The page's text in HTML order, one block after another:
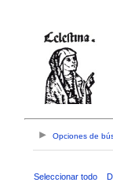
Opciones de
Seleccionar todo